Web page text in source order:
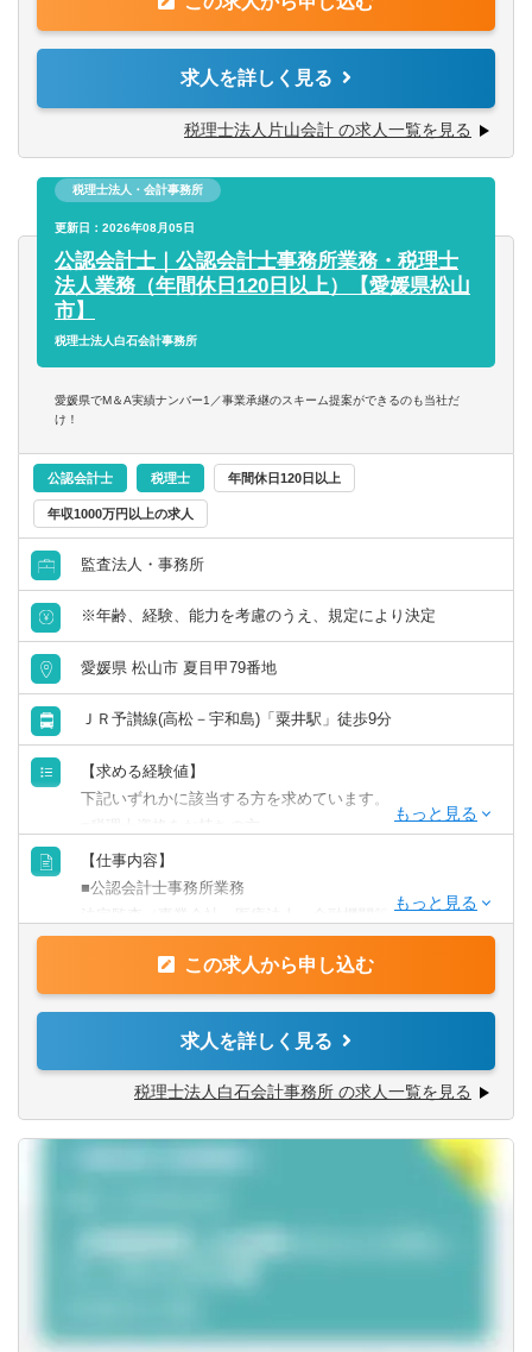
●相続税申告等の資産税業務の経験がある方、興味がある
方、歓迎いたします。
●即戦力となる方を求めています。
ご自身のキャリアアップに必ずつながるお仕事です。ぜ
ひ、日々成長を感じたいと思っている方、お待ちしており
【働く環境】
■相続チーム（6名）と法人チーム（20名程度）に分かれて
おり、スキルや希望に応じて業務をお任せします。
申告数を誇ります。
■女性が多く活躍しており、育休の取得実績もあります。時
短勤務なども相談可能で、働きやすい環境です。
ます★（今治事務所のみ）
求人を詳しく見る
税理士法人片山会計 の求人一覧を見る
税理士法人・会計事務所
更新日：2026年08月05日
公認会計士｜公認会計士事務所業務・税理士
法人業務（年間休日120日以上）【愛媛県松山
市】
税理士法人白石会計事務所
愛媛県でM＆A実績ナンバー1／事業承継のスキーム提案ができるのも当社だ
け！
公認会計士 税理士 年間休日120日以上
年収1000万円以上の求人
監査法人・事務所
※年齢、経験、能力を考慮のうえ、規定により決定
愛媛県 松山市 夏目甲79番地
ＪＲ予讃線(高松－宇和島)「粟井駅」徒歩9分
【求める経験値】
下記いずれかに該当する方を求めています。
■会計事務所での実務経験者
■監査法人での勤務経験者、公認会計士有資格者
【歓迎】
■税理士事務所経験者
■税理士有資格者、税理士科目合格者、公認会計士有資格者
など
【仕事内容】
■公認会計士事務所業務
法定監査（事業会社、医療法人、金融機関等）、任意監
価、M&Aの仲介
■税理士法人業務
相続税対応、企業再編、医療法人設立等
この求人から申し込む
求人を詳しく見る
税理士法人白石会計事務所 の求人一覧を見る
群馬県 埼玉県
北陸・甲信越
新潟県 富山県
石川県
東海
岐阜県 静岡県
愛知県 三重県
関西
滋賀県 京都府
大阪府 兵庫県
奈良県
中国・四国
島根県
広島県
香川県
高知県
会計事務所・税理士法人
投資事業
経営／企画／管理／事務
すべて選択する
経理／財務／管理会計
経理
事務／秘書
事務／アシスタント